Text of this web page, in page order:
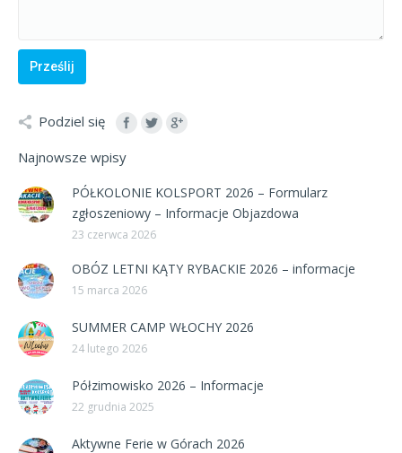
Podziel się
Najnowsze wpisy
PÓŁKOLONIE KOLSPORT 2026 – Formularz
zgłoszeniowy – Informacje Objazdowa
23 czerwca 2026
OBÓZ LETNI KĄTY RYBACKIE 2026 – informacje
15 marca 2026
SUMMER CAMP WŁOCHY 2026
24 lutego 2026
Półzimowisko 2026 – Informacje
22 grudnia 2025
Aktywne Ferie w Górach 2026